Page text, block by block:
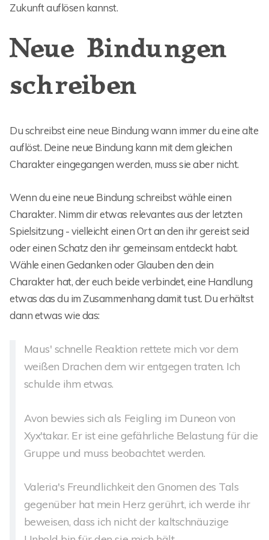
Zukunft auflösen kannst.
Neue Bindungen
schreiben
Du schreibst eine neue Bindung wann immer du eine alte
auflöst. Deine neue Bindung kann mit dem gleichen
Charakter eingegangen werden, muss sie aber nicht.
Wenn du eine neue Bindung schreibst wähle einen
Charakter. Nimm dir etwas relevantes aus der letzten
Spielsitzung - vielleicht einen Ort an den ihr gereist seid
oder einen Schatz den ihr gemeinsam entdeckt habt.
Wähle einen Gedanken oder Glauben den dein
Charakter hat, der euch beide verbindet, eine Handlung
etwas das du im Zusammenhang damit tust. Du erhältst
dann etwas wie das:
Maus' schnelle Reaktion rettete mich vor dem
weißen Drachen dem wir entgegen traten. Ich
schulde ihm etwas.
Avon bewies sich als Feigling im Duneon von
Xyx'takar. Er ist eine gefährliche Belastung für die
Gruppe und muss beobachtet werden.
Valeria's Freundlichkeit den Gnomen des Tals
gegenüber hat mein Herz gerührt, ich werde ihr
beweisen, dass ich nicht der kaltschnäuzige